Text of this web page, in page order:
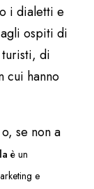
i dialetti e
ospiti di
di
cui hanno
se non a
è un
e